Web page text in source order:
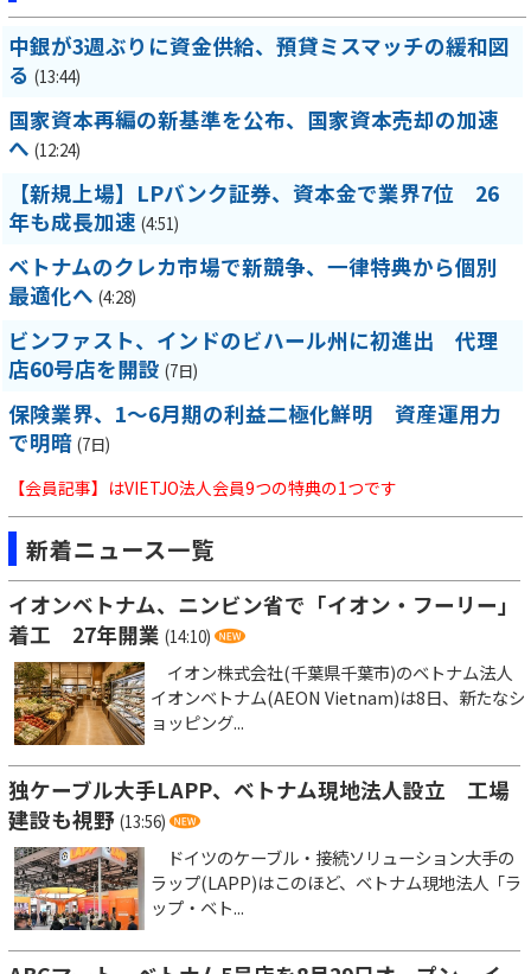
中銀が3週ぶりに資金供給、預貸ミスマッチの緩和図
る (13:44)
国家資本再編の新基準を公布、国家資本売却の加速
へ (12:24)
【新規上場】LPバンク証券、資本金で業界7位 26
年も成長加速 (4:51)
ベトナムのクレカ市場で新競争、一律特典から個別
最適化へ (4:28)
ビンファスト、インドのビハール州に初進出 代理
店60号店を開設 (7日)
保険業界、1～6月期の利益二極化鮮明 資産運用力
で明暗 (7日)
【会員記事】はVIETJO法人会員9つの特典の1つです
新着ニュース一覧
イオンベトナム、ニンビン省で「イオン・フーリー」
着工 27年開業 (14:10)
イオン株式会社(千葉県千葉市)のベトナム法人
イオンベトナム(AEON Vietnam)は8日、新たなシ
ョッピング...
独ケーブル大手LAPP、ベトナム現地法人設立 工場
建設も視野 (13:56)
ドイツのケーブル・接続ソリューション大手の
ラップ(LAPP)はこのほど、ベトナム現地法人「ラ
ップ・ベト...